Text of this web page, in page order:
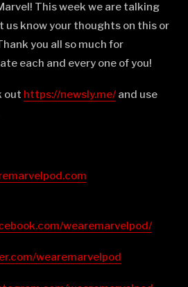
This week we are talking
us know your thoughts on this or
you all so much for
each and every one of you!
out ⁠⁠⁠⁠⁠⁠⁠⁠⁠⁠⁠⁠⁠⁠⁠⁠⁠⁠⁠⁠⁠⁠⁠⁠⁠⁠⁠⁠⁠⁠⁠⁠⁠⁠⁠⁠⁠⁠⁠⁠⁠⁠⁠⁠⁠⁠⁠⁠⁠⁠⁠⁠⁠⁠⁠⁠⁠⁠⁠⁠⁠⁠⁠⁠https://newsly.me/⁠⁠⁠⁠⁠⁠⁠⁠⁠⁠⁠⁠⁠⁠⁠⁠⁠⁠⁠⁠⁠⁠⁠⁠⁠⁠⁠⁠⁠⁠⁠⁠⁠⁠⁠⁠⁠⁠⁠⁠⁠⁠⁠⁠⁠⁠⁠⁠⁠⁠⁠⁠⁠⁠⁠⁠⁠⁠⁠⁠⁠⁠⁠⁠ and use
wearemarvelpod/⁠⁠⁠⁠⁠⁠⁠⁠⁠⁠⁠⁠⁠⁠⁠⁠⁠⁠⁠⁠⁠⁠⁠⁠⁠⁠⁠⁠⁠⁠⁠⁠⁠⁠⁠⁠⁠⁠⁠⁠⁠⁠⁠⁠⁠⁠⁠⁠⁠⁠⁠⁠⁠⁠⁠⁠⁠⁠⁠⁠⁠⁠⁠⁠
wearemarvelpod⁠⁠⁠⁠⁠⁠⁠⁠⁠⁠⁠⁠⁠⁠⁠⁠⁠⁠⁠⁠⁠⁠⁠⁠⁠⁠⁠⁠⁠⁠⁠⁠⁠⁠⁠⁠⁠⁠⁠⁠⁠⁠⁠⁠⁠⁠⁠⁠⁠⁠⁠⁠⁠⁠⁠⁠⁠⁠⁠⁠⁠⁠⁠⁠